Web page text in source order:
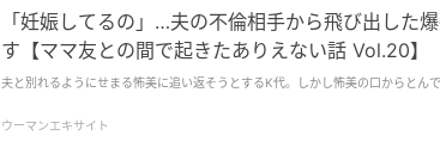
「妊娠してるの」…夫の不倫相手から飛び出した
す【ママ友との間で起きたありえない話 Vol.20】
夫と別れるようにせまる怖美に追い返そうとするK代。しかし怖美の口からとん
ウーマンエキサイト